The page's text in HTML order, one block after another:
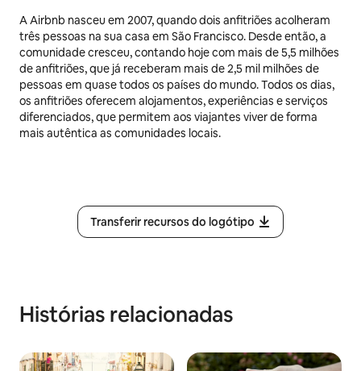
A Airbnb nasceu em 2007, quando dois anfitriões acolheram
três pessoas na sua casa em São Francisco. Desde então, a
comunidade cresceu, contando hoje com mais de 5,5 milhões
de anfitriões, que já receberam mais de 2,5 mil milhões de
pessoas em quase todos os países do mundo. Todos os dias,
os anfitriões oferecem alojamentos, experiências e serviços
diferenciados, que permitem aos viajantes viver de forma
mais autêntica as comunidades locais.
Transferir recursos do logótipo
Histórias relacionadas